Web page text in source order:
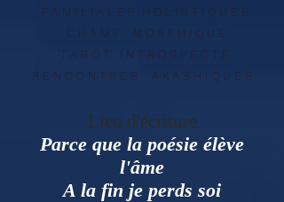
F A M I L I A L E S H O L I S T I Q U E S
C H A M P M O R P H I Q U E
T A R O T I N T R O S P E C T F
R E N C O N T R E S A K A S H I Q U E S
Lieu d'écriture
Parce que la poésie élève
l'âme
A la fin je perds soi